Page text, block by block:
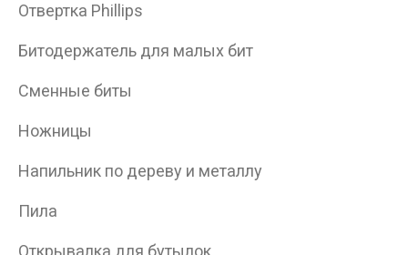
Отвертка Phillips
Битодержатель для малых бит
Сменные биты
Ножницы
Напильник по дереву и металлу
Пила
Открывалка для бутылок